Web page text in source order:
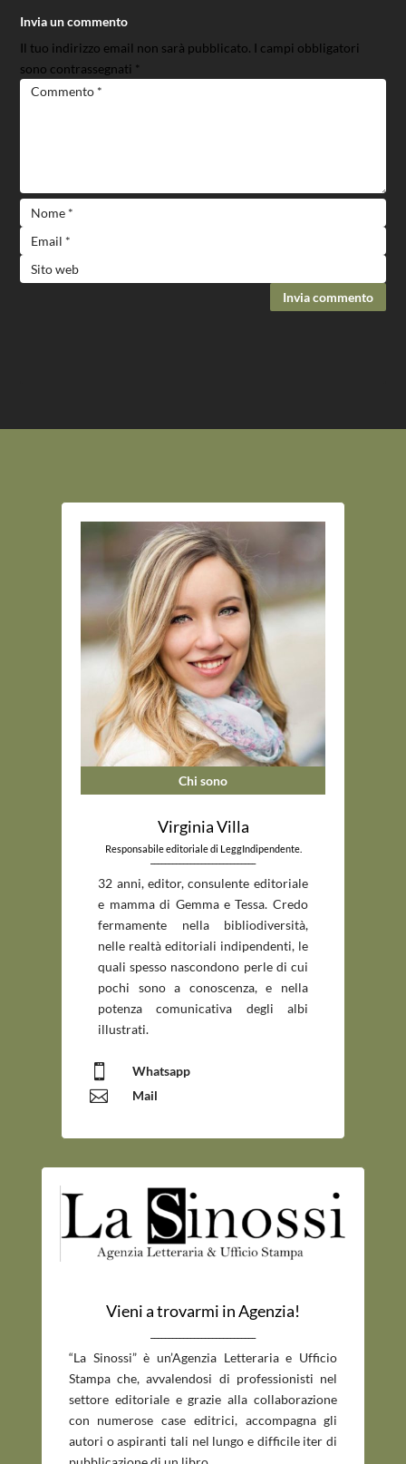
Invia un commento
Il tuo indirizzo email non sarà pubblicato. I campi obbligatori
sono contrassegnati *
Invia commento
Chi sono
Virginia Villa
Responsabile editoriale di LeggIndipendente.
_____________________________
32 anni, editor, consulente editoriale
e mamma di Gemma e Tessa. Credo
fermamente nella bibliodiversità,
nelle realtà editoriali indipendenti, le
quali spesso nascondono perle di cui
pochi sono a conoscenza, e nella
potenza comunicativa degli albi
illustrati.
 Whatsapp
 Mail
Vieni a trovarmi in Agenzia!
“La Sinossi” è un’Agenzia Letteraria e Ufficio
Stampa che, avvalendosi di professionisti nel
settore editoriale e grazie alla collaborazione
con numerose case editrici, accompagna gli
autori o aspiranti tali nel lungo e difficile iter di